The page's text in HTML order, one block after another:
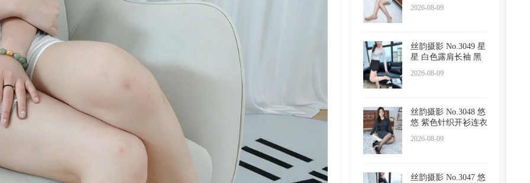
2026-08-09
丝韵摄影 No.3049 星
星 白色露肩长袖 黑
2026-08-09
丝韵摄影 No.3048 悠
悠 紫色针织开衫连衣
2026-08-09
丝韵摄影 No.3047 悠